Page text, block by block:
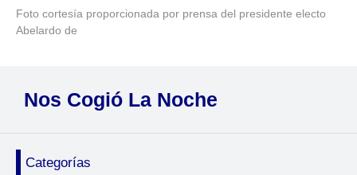
Foto cortesía proporcionada por prensa del presidente electo
Abelardo de
Nos Cogió La Noche
Categorías